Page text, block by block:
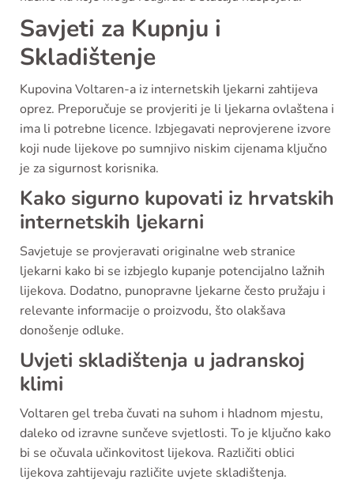
Savjeti za Kupnju i
Skladištenje
Kupovina Voltaren-a iz internetskih ljekarni zahtijeva
oprez. Preporučuje se provjeriti je li ljekarna ovlaštena i
ima li potrebne licence. Izbjegavati neprovjerene izvore
koji nude lijekove po sumnjivo niskim cijenama ključno
je za sigurnost korisnika.
Kako sigurno kupovati iz hrvatskih
internetskih ljekarni
Savjetuje se provjeravati originalne web stranice
ljekarni kako bi se izbjeglo kupanje potencijalno lažnih
lijekova. Dodatno, punopravne ljekarne često pružaju i
relevante informacije o proizvodu, što olakšava
donošenje odluke.
Uvjeti skladištenja u jadranskoj
klimi
Voltaren gel treba čuvati na suhom i hladnom mjestu,
daleko od izravne sunčeve svjetlosti. To je ključno kako
bi se očuvala učinkovitost lijekova. Različiti oblici
lijekova zahtijevaju različite uvjete skladištenja.